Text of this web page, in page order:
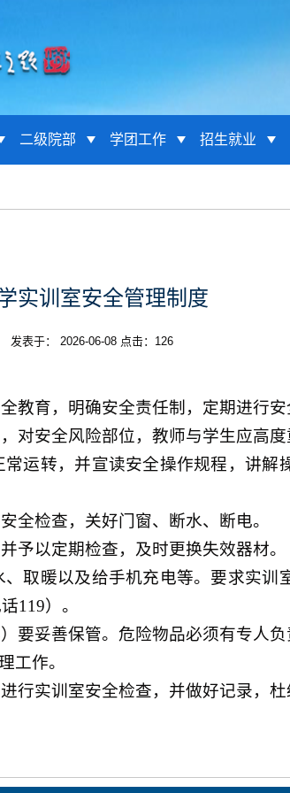
二级院部 学团工作 招生就业
实训室安全管理制度
发表于： 2026-06-08 点击： 126
教育，明确安全责任制，定期进行
对安全风险部位，教师与学生应高
运转，并宣读安全操作规程，讲解
全检查，关好门窗、断水、断电。
予以定期检查，及时更换失效器材。
取暖以及给手机充电等。要求实训
119）。
要妥善保管。危险物品必须有专人
工作。
行实训室安全检查，并做好记录，